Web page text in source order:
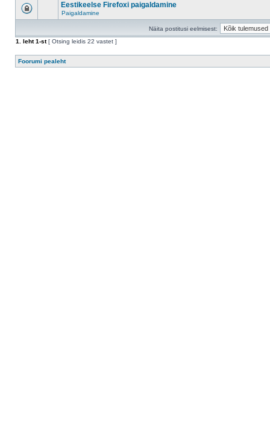
Eestikeelse Firefoxi paigaldamine
Paigaldamine
Näita postitusi eelmisest:
1
. leht1-st[ Otsing leidis 22 vastet ]
Foorumi pealeht